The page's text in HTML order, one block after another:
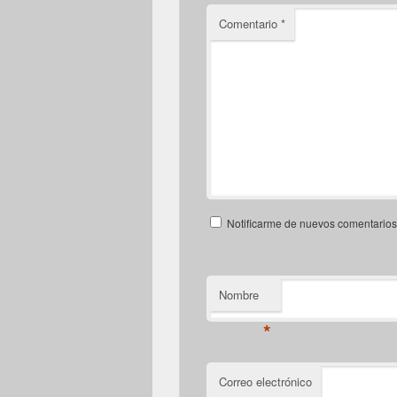
Comentario *
Notificarme de nuevos
Nombre
*
Correo electrónico